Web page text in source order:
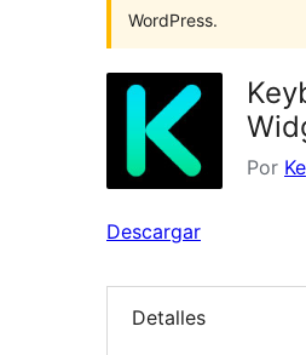
WordPress.
Por
Descargar
Detalles